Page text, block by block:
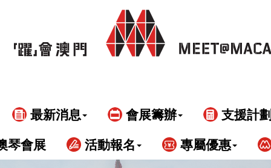
最新消息 會展籌辦 支援計
琴會展 活動報名 專屬優惠